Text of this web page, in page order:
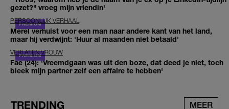
gezet?" vroeg mijn vriendin'
PERSOONLIJK VERHAAL
Merel verhuist voor een man naar andere kant van het land,
maar hij verdwijnt: 'Huur al maanden niet betaald'
VERLATEN VROUW
Fae (24): 'Vreemdgaan was uit den boze, dat deed je niet, toch
bleek mijn partner zelf een affaire te hebben'
TRENDING MEER